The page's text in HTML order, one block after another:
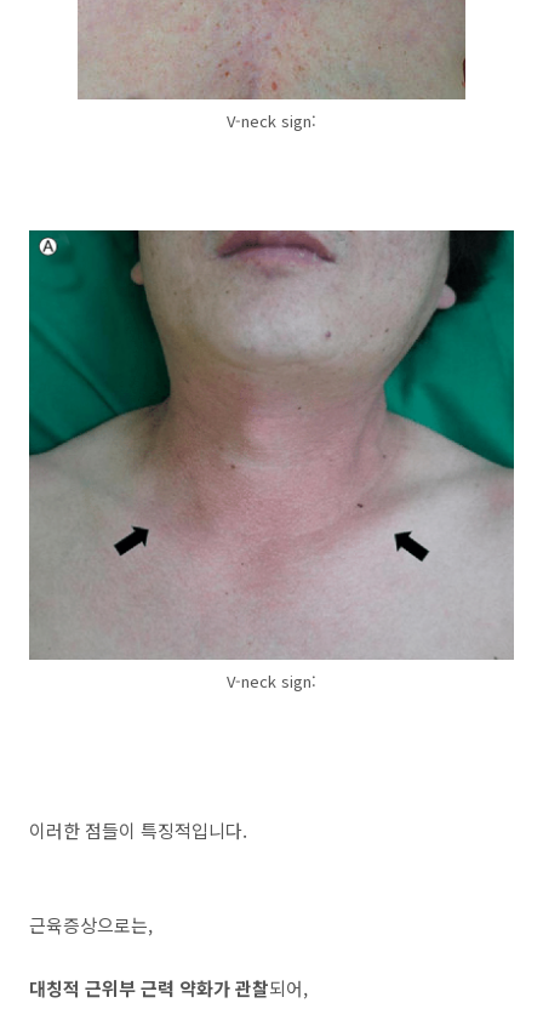
V-neck sign:
V-neck sign:
이러한 점들이 특징적입니다.
근육증상으로는,
대칭적 근위부 근력 약화가 관찰되어,